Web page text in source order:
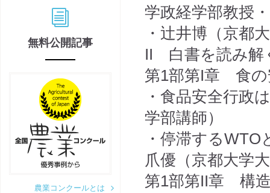
無料公開記事
農業コンクールとは
学政経学部教授
・辻井博（京都
II 白書を読み解
第1部第I章 食の
・食品安全行政
学部講師）
・停滞する
爪優（京都大学
第1部第II章 構